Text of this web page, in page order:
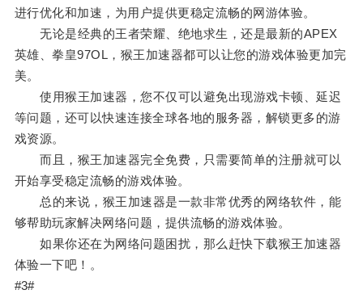
进行优化和加速，为用户提供更稳定流畅的网游体验。
无论是经典的王者荣耀、绝地求生，还是最新的APEX
英雄、拳皇97OL，猴王加速器都可以让您的游戏体验更加完
美。
使用猴王加速器，您不仅可以避免出现游戏卡顿、延迟
等问题，还可以快速连接全球各地的服务器，解锁更多的游
戏资源。
而且，猴王加速器完全免费，只需要简单的注册就可以
开始享受稳定流畅的游戏体验。
总的来说，猴王加速器是一款非常优秀的网络软件，能
够帮助玩家解决网络问题，提供流畅的游戏体验。
如果你还在为网络问题困扰，那么赶快下载猴王加速器
体验一下吧！。
#3#